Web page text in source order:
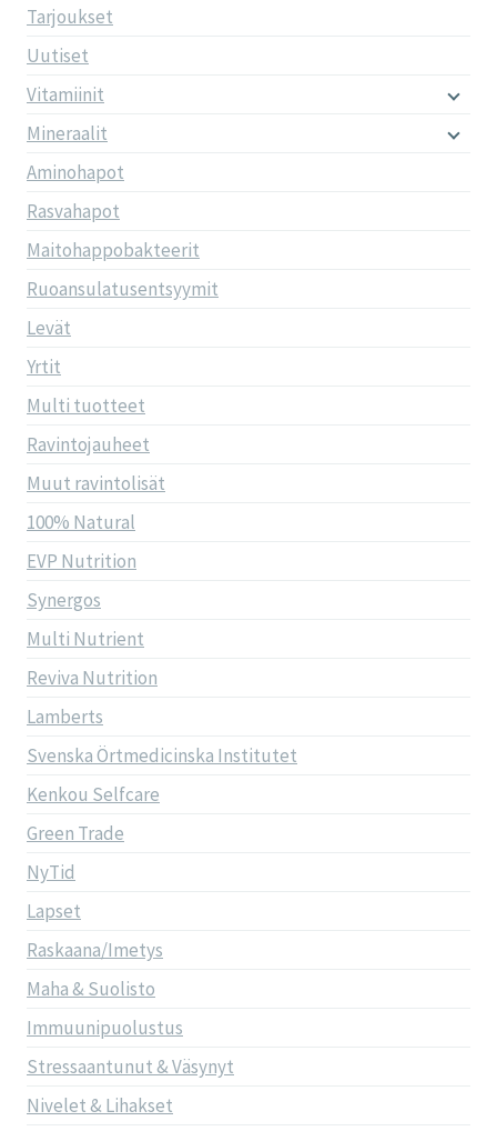
Tarjoukset
Uutiset
Vitamiinit
Mineraalit
Aminohapot
Rasvahapot
Maitohappobakteerit
Ruoansulatusentsyymit
Levät
Yrtit
Multi tuotteet
Ravintojauheet
Muut ravintolisät
100% Natural
EVP Nutrition
Synergos
Multi Nutrient
Reviva Nutrition
Lamberts
Svenska Örtmedicinska Institutet
Kenkou Selfcare
Green Trade
NyTid
Lapset
Raskaana/Imetys
Maha & Suolisto
Immuunipuolustus
Stressaantunut & Väsynyt
Nivelet & Lihakset